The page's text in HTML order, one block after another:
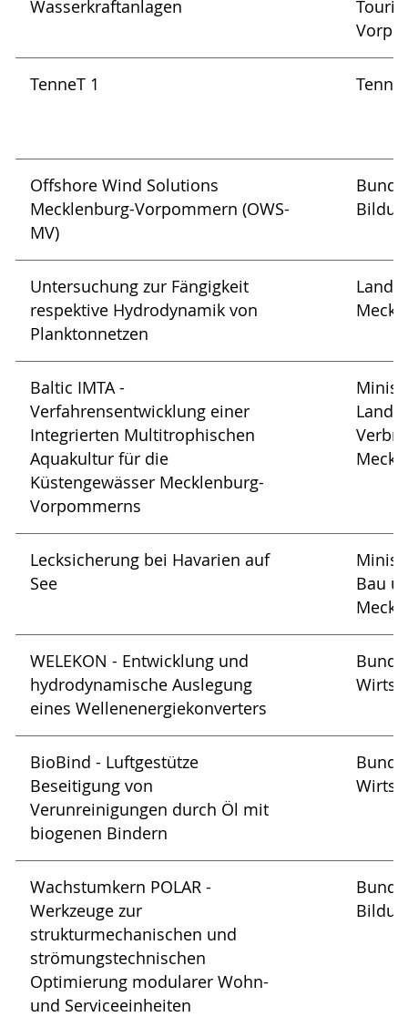
Wasserkraftanlagen
TenneT 1
Offshore Wind Solutions
Mecklenburg-Vorpommern (OWS-
MV)
Untersuchung zur Fängigkeit
respektive Hydrodynamik von
Planktonnetzen
Baltic IMTA -
Verfahrensentwicklung einer
Integrierten Multitrophischen
Aquakultur für die
Küstengewässer Mecklenburg-
Vorpommerns
Lecksicherung bei Havarien auf
See
Bau
WELEKON - Entwicklung und
hydrodynamische Auslegung
eines Wellenenergiekonverters
BioBind - Luftgestütze
Beseitigung von
Verunreinigungen durch Öl mit
biogenen Bindern
Wachstumkern POLAR -
Werkzeuge zur
strukturmechanischen und
strömungstechnischen
Optimierung modularer Wohn-
und Serviceeinheiten